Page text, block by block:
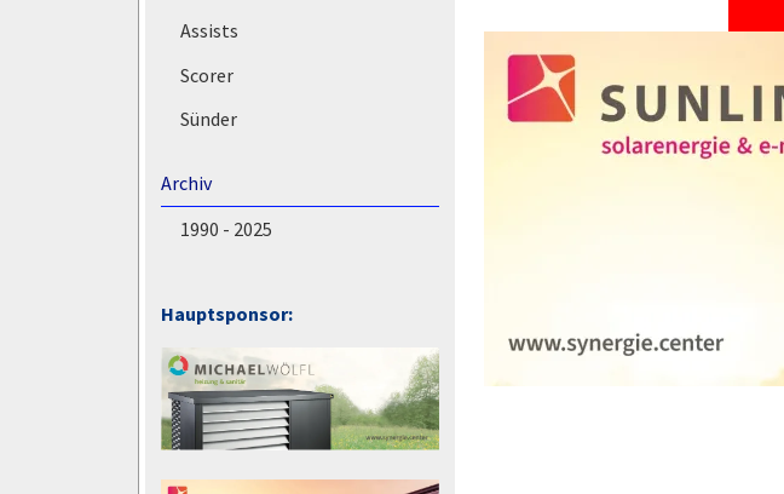
Assists
Scorer
Sünder
Archiv
1990 - 2025
Hauptsponsor: